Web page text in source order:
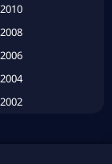
2010
2008
2006
2004
2002